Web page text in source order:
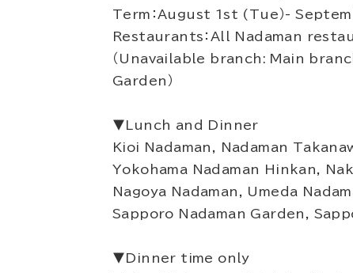
Term：August 1st (Tue）-
Restaurants：All Nadaman
（Unavailable branch: Main
Garden）
▼Lunch and Dinner
Kioi Nadaman, Nadaman
Yokohama Nadaman Hinkan,
Nagoya Nadaman, Umeda
Sapporo Nadaman Garden,
▼Dinner time only